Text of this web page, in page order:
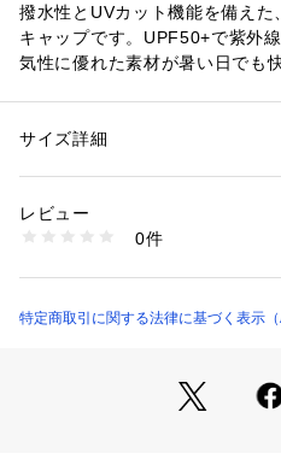
撥水性とUVカット機能を備え
キャップです。UPF50+で紫外
気性に優れた素材が暑い日でも
ンドが、アクティブな動きにも
・左下に反射素材のAIGLEバー
性別：レディース
素材：本体  :  90% ナイロン、10%
商品番号：
ZRKBS17 （ショップ）
サイズ詳細
レビュー
0件
特定商取引に関する法律に基づく表示（